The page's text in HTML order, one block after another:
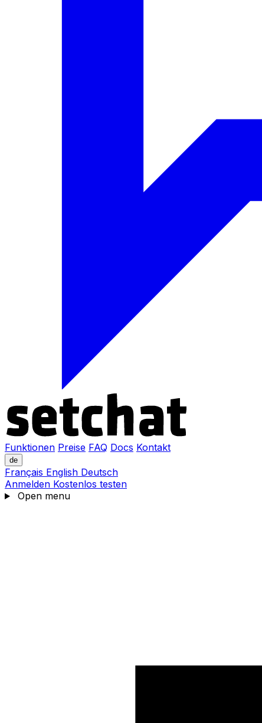
Funktionen Preise FAQ Docs Kontakt
de
Français English Deutsch
Anmelden Kostenlos testen
Open menu